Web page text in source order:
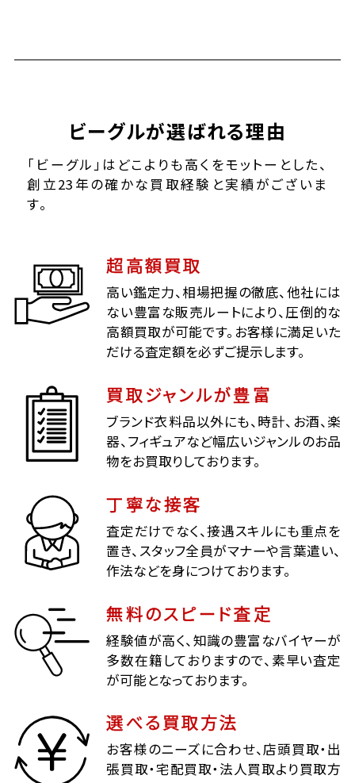
ビーグルが選ばれる理由
「ビーグル」はどこよりも高くをモットーとした、
創立23年の確かな買取経験と実績がございま
す。
超高額買取
高い鑑定力、相場把握の徹底、他社には
ない豊富な販売ルートにより、圧倒的な
高額買取が可能です。お客様に満足いた
だける査定額を必ずご提示します。
買取ジャンルが豊富
ブランド衣料品以外にも、時計、お酒、楽
器、フィギュアなど幅広いジャンルのお品
物をお買取りしております。
丁寧な接客
査定だけでなく、接遇スキルにも重点を
置き、スタッフ全員がマナーや言葉遣い、
作法などを身につけております。
無料のスピード査定
経験値が高く、知識の豊富なバイヤーが
多数在籍しておりますので、素早い査定
が可能となっております。
選べる買取方法
お客様のニーズに合わせ、店頭買取・出
張買取・宅配買取・法人買取より買取方